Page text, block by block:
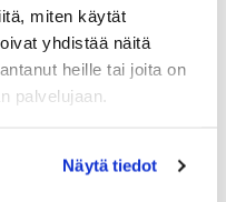
miten käytät
yhdistää näitä
heille tai joita on
palvelujaan.
Näytä tiedot